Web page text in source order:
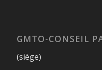
GMTO-CONSEIL
(siège)